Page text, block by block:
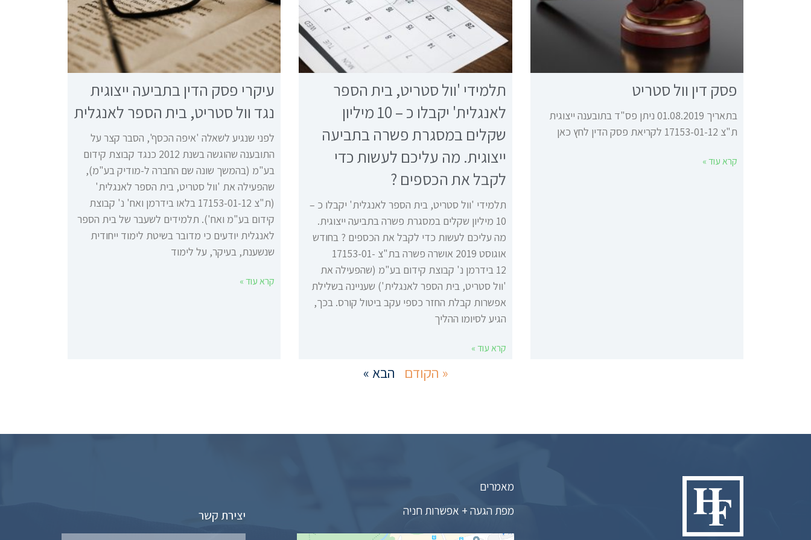
פסק דין וול סטריט
בתאריך 01.08.2019 ניתן פס"ד בתובענה ייצוגית
ת"צ 17153-01-12 לקריאת פסק הדין לחץ כאן
קרא עוד »
תלמידי 'וול סטריט, בית הספר
לאנגלית' יקבלו כ – 10 מיליון
שקלים במסגרת פשרה בתביעה
ייצוגית. מה עליכם לעשות כדי
לקבל את הכספים ?
תלמידי 'וול סטריט, בית הספר לאנגלית' יקבלו כ –
10 מיליון שקלים במסגרת פשרה בתביעה ייצוגית.
מה עליכם לעשות כדי לקבל את הכספים ? בחודש
אוגוסט 2019 אושרה פשרה בת"צ 17153-01-
12 בידרמן נ' קבוצת קידום בע"מ (שהפעילה את
'וול סטריט, בית הספר לאנגלית') שעניינה בשלילת
אפשרות קבלת החזר כספי עקב ביטול קורס. בכך,
הגיע לסיומו ההליך
קרא עוד »
עיקרי פסק הדין בתביעה ייצוגית
נגד וול סטריט, בית הספר לאנגלית
לפני שנגיע לשאלה 'איפה הכסף', הסבר קצר על
התובענה שהוגשה בשנת 2012 כנגד קבוצת קידום
בע"מ (בהמשך שונה שם החברה ל-מודיק בע"מ),
שהפעילה את 'וול סטריט, בית הספר לאנגלית'
(ת"צ 17153-01-12 בלאו בידרמן ואח' נ' קבוצת
קידום בע"מ ואח'). תלמידים לשעבר של בית הספר
לאנגלית יודעים כי מדובר בשיטת לימוד ייחודית
שנשענת, בעיקר, על לימוד
קרא עוד »
« הקודם הבא »
מאמרים
מפת הגעה + אפשרות חניה
יצירת קשר